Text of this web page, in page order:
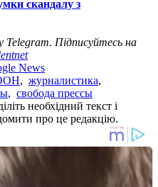
скандалу з
Telegram. Підписуйтесь на
News
, журналистика,
, свобода прессы
необхідний текст і
про це редакцію.